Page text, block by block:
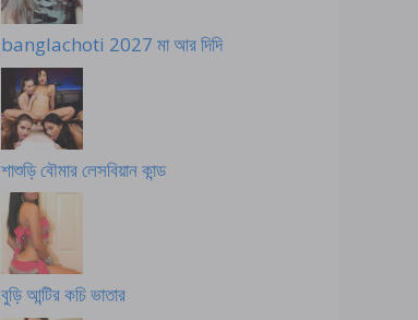
banglachoti 2027 মা আর দিদি
শাশুড়ি বৌমার লেসবিয়ান কান্ড
বুড়ি আন্টির কচি ভাতার